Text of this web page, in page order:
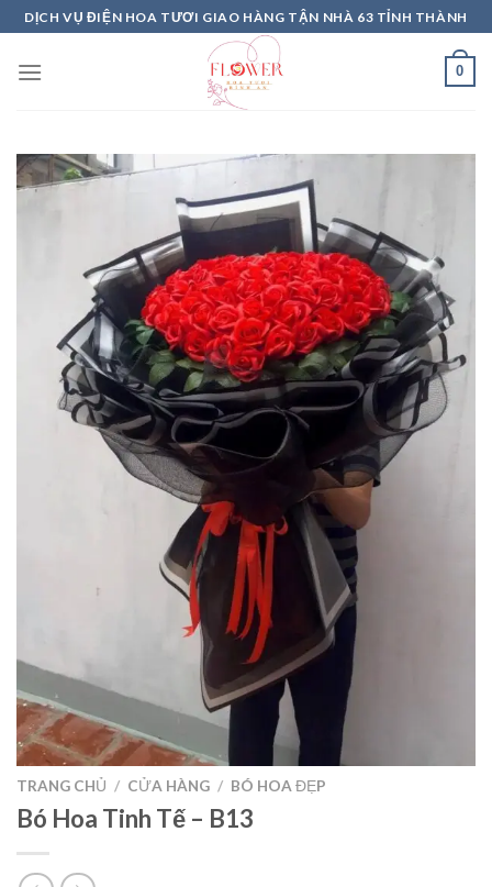
Skip
to
content
DỊCH VỤ ĐIỆN HOA TƯƠI GIAO HÀNG TẬN NHÀ 63 TỈNH THÀNH
0
TRANG CHỦ / CỬA HÀNG / BÓ HOA ĐẸP
Bó Hoa Tinh Tế – B13